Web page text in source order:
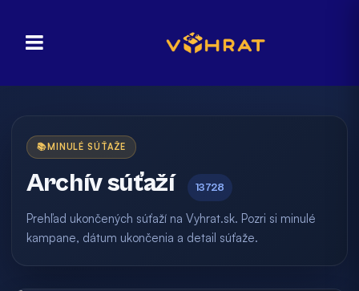
📚 MINULÉ SÚŤAŽE
Archív súťaží 13728
Prehľad ukončených súťaží na Vyhrat.sk. Pozri si minulé
kampane, dátum ukončenia a detail súťaže.